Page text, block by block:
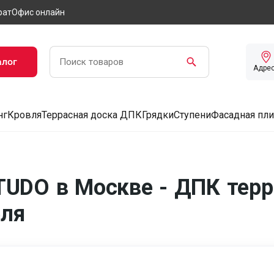
Офис онлайн
КровляТеррасная доска ДПКГрядкиСтупениФасадная
в Москве - ДПК